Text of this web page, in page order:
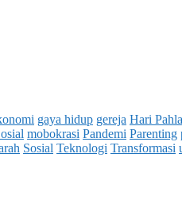
gaya hidup gereja Hari
mobokrasi Pandemi Parenting
Sosial Teknologi Transformasi